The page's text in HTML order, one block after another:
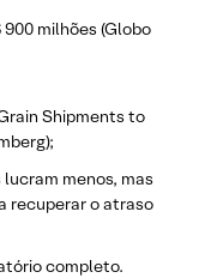
milhões (Globo
Shipments to
menos, mas
recuperar o atraso
completo.